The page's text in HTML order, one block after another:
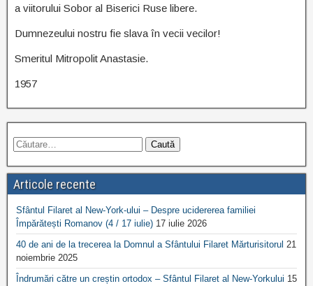
a viitorului Sobor al Biserici Ruse libere.
Dumnezeului nostru fie slava în vecii vecilor!
Smeritul Mitropolit Anastasie.
1957
Articole recente
Sfântul Filaret al New-York-ului – Despre ucidererea familiei
Împărătești Romanov (4 / 17 iulie) 17 iulie 2026
40 de ani de la trecerea la Domnul a Sfântului Filaret Mărturisitorul 21
noiembrie 2025
Îndrumări către un creștin ortodox – Sfântul Filaret al New-Yorkului 15